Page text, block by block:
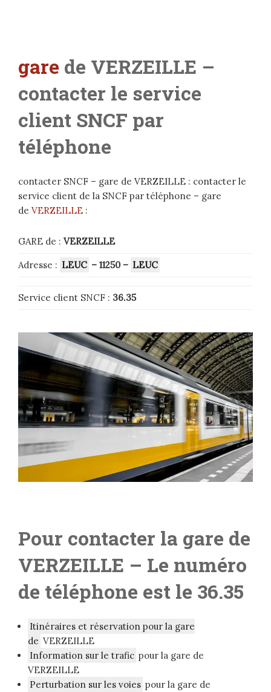
gare de VERZEILLE –
contacter le service
client SNCF par
téléphone
contacter SNCF – gare de VERZEILLE : contacter le
service client de la SNCF par téléphone – gare
de VERZEILLE :
GARE de : VERZEILLE
Adresse : LEUC – 11250 – LEUC
Service client SNCF : 36.35
Pour contacter la gare de
VERZEILLE – Le numéro
de téléphone est le 36.35
Itinéraires et réservation pour la gare
de VERZEILLE
Information sur le trafic pour la gare de
VERZEILLE
Perturbation sur les voies pour la gare de